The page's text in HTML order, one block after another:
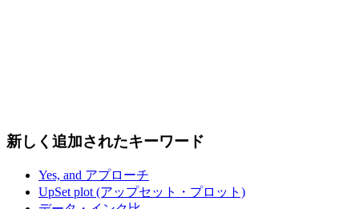
新しく追加されたキーワード
Yes, and アプローチ
UpSet plot (アップセット・プロット)